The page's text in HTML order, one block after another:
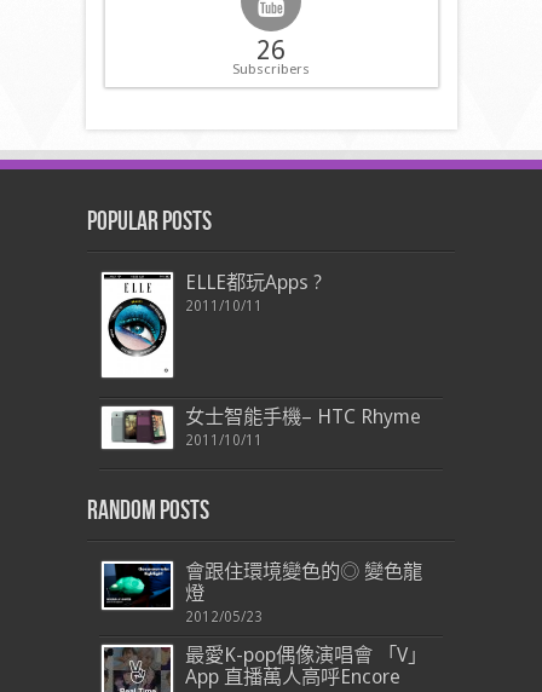
26
Subscribers
Popular Posts
ELLE都玩Apps ?
2011/10/11
女士智能手機– HTC Rhyme
2011/10/11
Random Posts
會跟住環境變色的◎ 變色龍
燈
2012/05/23
最愛K-pop偶像演唱會 「V」
App 直播萬人高呼Encore